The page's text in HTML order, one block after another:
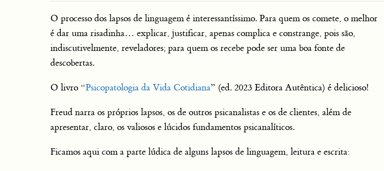
O processo dos lapsos de linguagem é interessantíssimo. Para quem os comete, o melhor
é dar uma risadinha… explicar, justificar, apenas complica e constrange, pois são,
indiscutivelmente, reveladores; para quem os recebe pode ser uma boa fonte de
descobertas.
O livro “Psicopatologia da Vida Cotidiana” (ed. 2023 Editora Autêntica) é delicioso!
Freud narra os próprios lapsos, os de outros psicanalistas e os de clientes, além de
apresentar, claro, os valiosos e lúcidos fundamentos psicanalíticos.
Ficamos aqui com a parte lúdica de alguns lapsos de linguagem, leitura e escrita: